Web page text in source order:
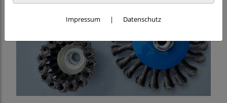
Impressum | Datenschutz